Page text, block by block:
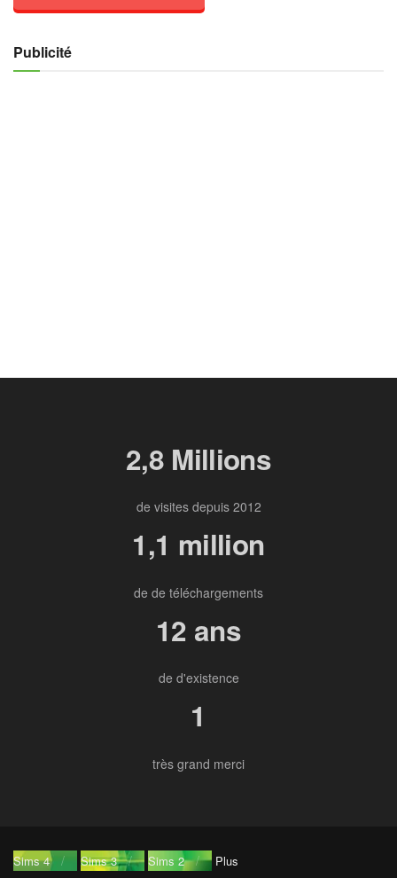
Publicité
2,8 Millions
de visites depuis 2012
1,1 million
de de téléchargements
12 ans
de d'existence
1
très grand merci
Sims 4 Sims 3 Sims 2 Plus